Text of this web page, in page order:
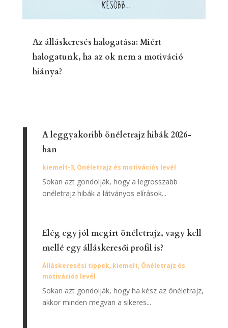
Az álláskeresés halogatása: Miért
halogatunk, ha az ok nem a motiváció
hiánya?
A leggyakoribb önéletrajz hibák 2026-
ban
kiemelt-3, Önéletrajz és motivációs levél
Sokan azt gondolják, hogy a legrosszabb
önéletrajz hibák a látványos elírások...
Elég egy jól megírt önéletrajz, vagy kell
mellé egy álláskeresői profil is?
Álláskeresési tippek, kiemelt, Önéletrajz és
motivációs levél
Sokan azt gondolják, hogy ha kész az önéletrajz,
akkor minden megvan a sikeres...